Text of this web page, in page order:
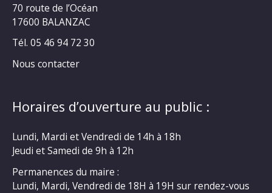
70 route de l’Océan
17600 BALANZAC
Tél. 05 46 94 72 30
Nous contacter
Horaires d’ouverture au public :
Lundi, Mardi et Vendredi de 14h à 18h
Jeudi et Samedi de 9h à 12h
Permanences du maire :
Lundi, Mardi, Vendredi de 18H à 19H sur rendez-vous